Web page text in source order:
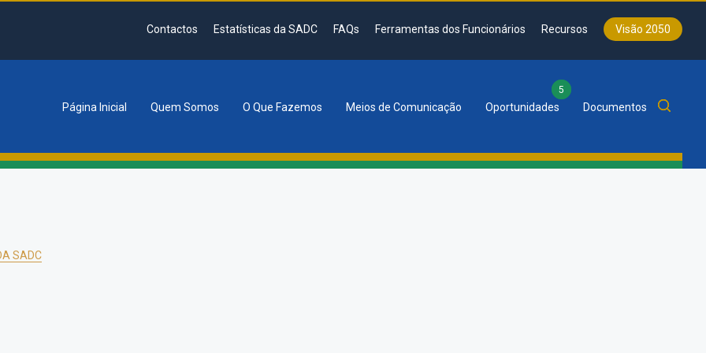
Contactos Estatísticas da SADC FAQs Ferramentas dos Funcionários Recursos Visão 2050
Página Inicial Quem Somos O Que Fazemos Meios de Comunicação Oportunidades
5
Documentos
SADC